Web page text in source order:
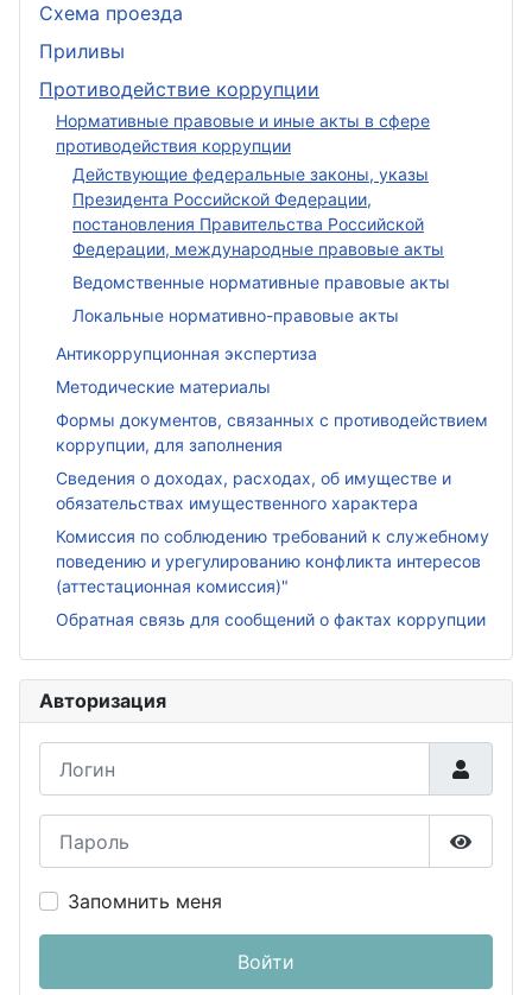
Схема проезда
Приливы
Противодействие коррупции
Нормативные правовые и иные акты в сфере
противодействия коррупции
Действующие федеральные законы, указы
Президента Российской Федерации,
постановления Правительства Российской
Федерации, международные правовые акты
Ведомственные нормативные правовые акты
Локальные нормативно-правовые акты
Антикоррупционная экспертиза
Методические материалы
Формы документов, связанных с противодействием
коррупции, для заполнения
Сведения о доходах, расходах, об имуществе и
обязательствах имущественного характера
Комиссия по соблюдению требований к служебному
поведению и урегулированию конфликта интересов
(аттестационная комиссия)"
Обратная связь для сообщений о фактах коррупции
Авторизация
Запомнить меня
Войти